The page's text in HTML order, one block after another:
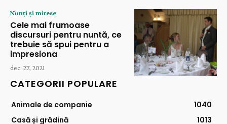
Nunți și mirese
Cele mai frumoase
discursuri pentru nuntă, ce
trebuie să spui pentru a
impresiona
dec. 27, 2021
CATEGORII POPULARE
Animale de companie
1040
Casă și grădină
1013